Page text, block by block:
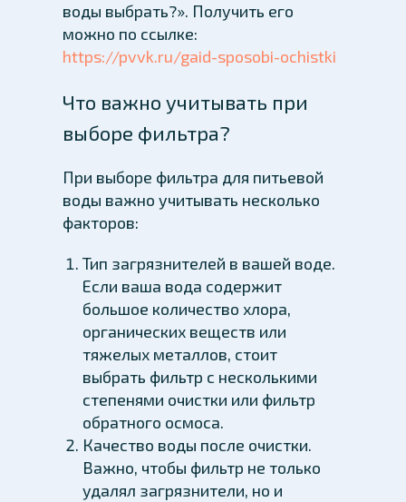
воды выбрать?». Получить его
можно по ссылке:
https://pvvk.ru/gaid-sposobi-ochistki
Что важно учитывать при
выборе фильтра?
При выборе фильтра для питьевой
воды важно учитывать несколько
факторов:
Тип загрязнителей в вашей воде.
Если ваша вода содержит
большое количество хлора,
органических веществ или
тяжелых металлов, стоит
выбрать фильтр с несколькими
степенями очистки или фильтр
обратного осмоса.
Качество воды после очистки.
Важно, чтобы фильтр не только
удалял загрязнители, но и